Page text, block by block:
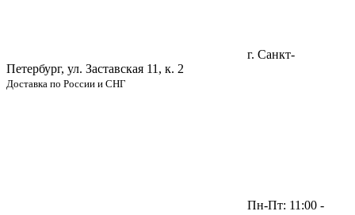
г. Санкт-
Петербург, ул. Заставская 11, к. 2
Доставка по России и СНГ
Пн-Пт: 11:00 -